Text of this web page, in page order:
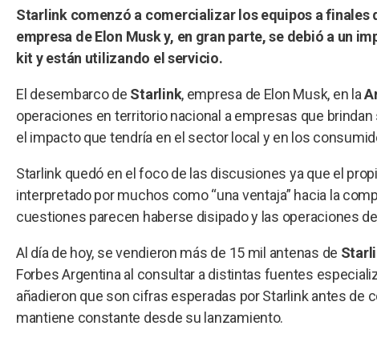
Starlink comenzó a comercializar los equipos a finales
empresa de Elon Musk y, en gran parte, se debió a un
kit y están utilizando el servicio.
El desembarco de Starlink, empresa de Elon Musk, en la
operaciones en territorio nacional a empresas que
el impacto que tendría en el sector local y en los
Starlink quedó en el foco de las discusiones ya que el
interpretado por muchos como “una ventaja” hacia la
cuestiones parecen haberse disipado y las operaciones
Al día de hoy, se vendieron más de 15 mil antenas de
Forbes Argentina al consultar a distintas fuentes
añadieron que son cifras esperadas por Starlink antes de
mantiene constante desde su lanzamiento.